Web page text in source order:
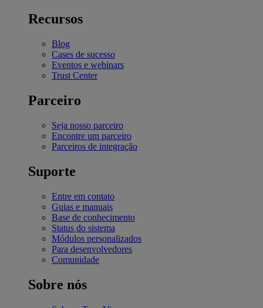
Recursos
Blog
Cases de sucesso
Eventos e webinars
Trust Center
Parceiro
Seja nosso parceiro
Encontre um parceiro
Parceiros de integração
Suporte
Entre em contato
Guias e manuais
Base de conhecimento
Status do sistema
Módulos personalizados
Para desenvolvedores
Comunidade
Sobre nós